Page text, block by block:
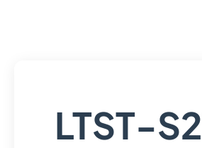
LTST-